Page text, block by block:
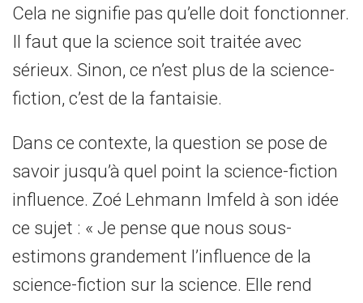
Cela ne signifie pas qu’elle doit fonctionner.
Il faut que la science soit traitée avec
sérieux. Sinon, ce n’est plus de la science-
fiction, c’est de la fantaisie.
Dans ce contexte, la question se pose de
savoir jusqu’à quel point la science-fiction
influence. Zoé Lehmann Imfeld à son idée
ce sujet : « Je pense que nous sous-
estimons grandement l’influence de la
science-fiction sur la science. Elle rend